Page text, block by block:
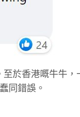
於香港嘅牛牛，
同錯誤。